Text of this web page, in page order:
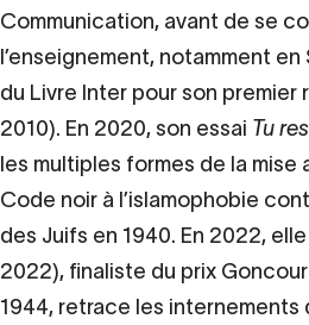
Communication, avant de se
l’enseignement, notamment
du Livre Inter pour son premier
2010). En 2020, son essai Tu
les multiples formes de la
Code noir à l’islamophobie
des Juifs en 1940. En 2022,
2022), finaliste du prix
1944, retrace les internements